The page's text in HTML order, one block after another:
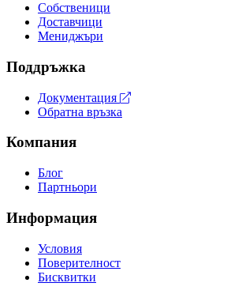
Собственици
Доставчици
Мениджъри
Поддръжка
Документация
Обратна връзка
Компания
Блог
Партньори
Информация
Условия
Поверителност
Бисквитки